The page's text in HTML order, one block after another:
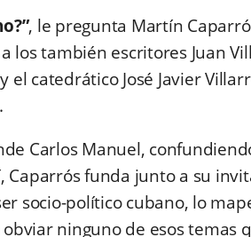
, le pregunta Martín
los también escritores Juan
el catedrático José Javier
Carlos Manuel,
Caparrós funda junto a su
socio-político cubano, lo
ninguno de esos temas